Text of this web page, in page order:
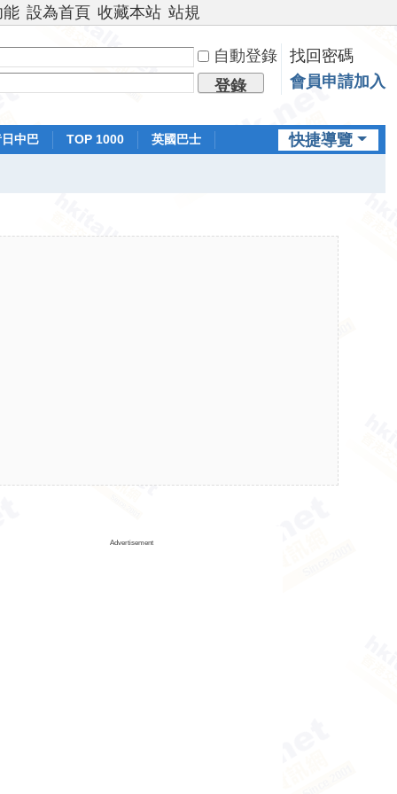
能 設為首頁 收藏本站 站規
自動登錄
找回密碼
登錄
會員申請加入
快捷導覽
中巴 TOP 1000
英國巴士
Advertisement